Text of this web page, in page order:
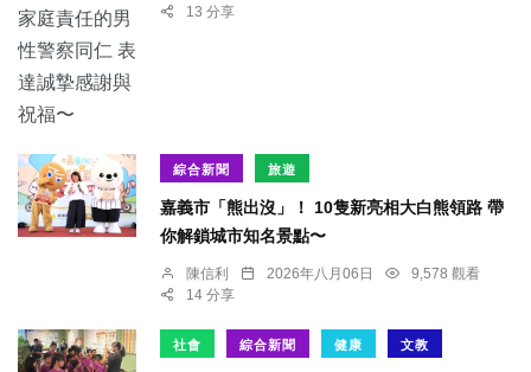
13 分享
綜合新聞 旅遊
嘉義市「熊出沒」！ 10隻新亮相大白熊領路 帶
你解鎖城市知名景點〜
陳信利 2026年八月06日
9,578 觀看
14 分享
社會 綜合新聞 健康 文教